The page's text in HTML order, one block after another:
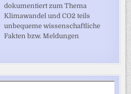
dokumentiert zum Thema
Klimawandel und CO2 teils
unbequeme wissenschaftliche
Fakten bzw. Meldungen